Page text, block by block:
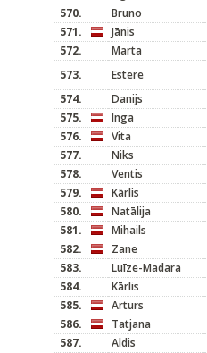
570.
Bruno
571.
Jānis
572.
Marta
573.
Estere
574.
Danijs
575.
Inga
576.
Vita
577.
Niks
578.
Ventis
579.
Kārlis
580.
Natālija
581.
Mihails
582.
Zane
583.
Luīze-Madara
584.
Kārlis
585.
Arturs
586.
Tatjana
587.
Aldis